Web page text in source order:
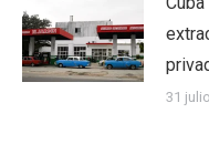
31